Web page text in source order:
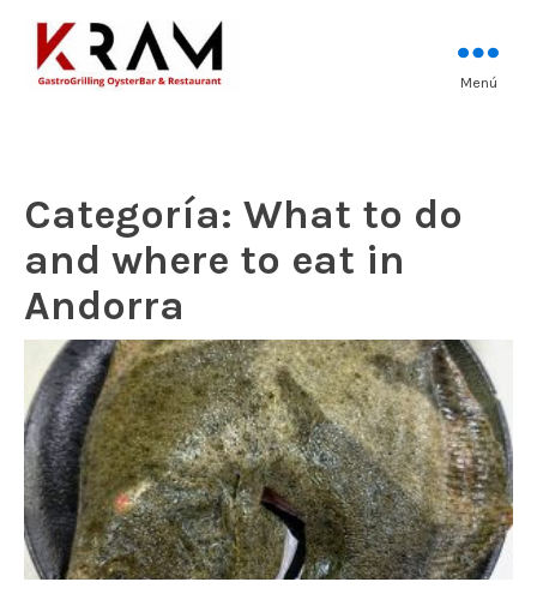
Los mejores pescados, mariscos y
Menú
Categoría: What to do
and where to eat in
Andorra